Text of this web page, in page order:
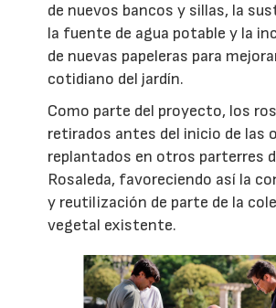
de nuevos bancos y sillas, la
la fuente de agua potable y la
de nuevas papeleras para
cotidiano del jardín.
Como parte del proyecto, los
retirados antes del inicio de las
replantados en otros parterres
Rosaleda, favoreciendo así la
y reutilización de parte de la
vegetal existente.